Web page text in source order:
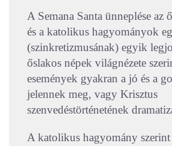
A Semana Santa ünneplése az
és a katolikus hagyományok
(szinkretizmusának) egyik
őslakos népek világnézete
események gyakran a jó és a
jelennek meg, vagy Krisztus
szenvedéstörténetének
A katolikus hagyomány szerint